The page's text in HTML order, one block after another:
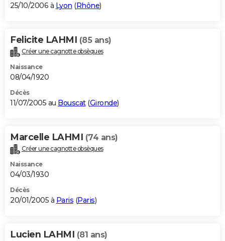
25/10/2006 à Lyon (Rhône)
Felicite LAHMI (85 ans)
Créer une cagnotte obsèques
Naissance
08/04/1920
Décès
11/07/2005 au Bouscat(Gironde)
Marcelle LAHMI (74 ans)
Créer une cagnotte obsèques
Naissance
04/03/1930
Décès
20/01/2005 à Paris (Paris)
Lucien LAHMI (81 ans)